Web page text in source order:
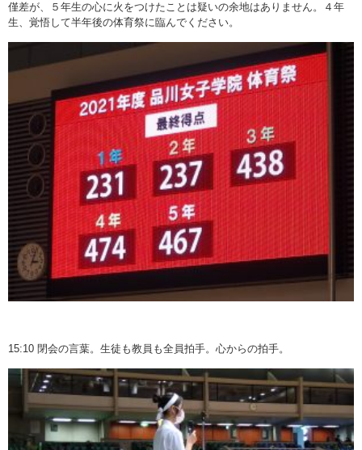
僅差が、５年生の心に火をつけたことは疑いの余地はありません。４年
生、覚悟して半年後の体育祭に臨んでください。
15:10 閉会の言葉。生徒も教員も全員拍手。心からの拍手。